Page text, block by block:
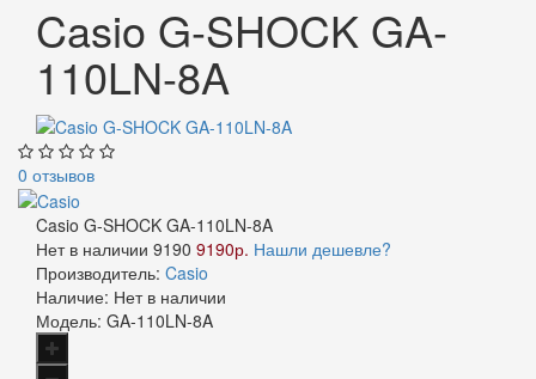
Casio G-SHOCK GA-
110LN-8A
0 отзывов
Casio G-SHOCK GA-110LN-8A
Нет в наличии 9190 9190р. Нашли дешевле?
Производитель: Casio
Наличие: Нет в наличии
Модель: GA-110LN-8A